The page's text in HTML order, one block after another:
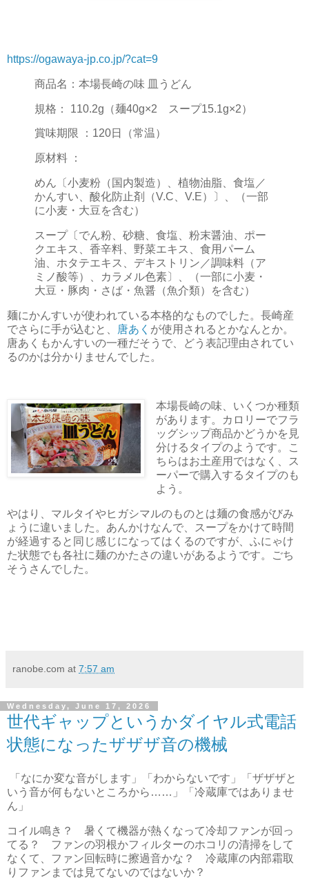
https://ogawaya-jp.co.jp/?cat=9
商品名：本場長崎の味 皿うどん
規格： 110.2g（麺40g×2 スープ15.1g×2）
賞味期限 ：120日（常温）
原材料 ：
めん〔小麦粉（国内製造）、植物油脂、食塩／
かんすい、酸化防止剤（V.C、V.E）〕、（一部
に小麦・大豆を含む）
スープ〔でん粉、砂糖、食塩、粉末醤油、ポー
クエキス、香辛料、野菜エキス、食用パーム
油、ホタテエキス、デキストリン／調味料（ア
ミノ酸等）、カラメル色素〕、（一部に小麦・
大豆・豚肉・さば・魚醤（魚介類）を含む）
麺にかんすいが使われている本格的なものでした。長崎産
でさらに手が込むと、
唐あく が使用されるとかなんとか。
唐あくもかんすいの一種だそうで、どう表記理由されてい
るのかは分かりませんでした。
本場長崎の味、いくつか種類
があります。カロリーでフラ
ッグシップ商品かどうかを見
分けるタイプのようです。こ
ちらはお土産用ではなく、ス
ーパーで購入するタイプのも
よう。
やはり、マルタイやヒガシマルのものとは麺の食感がびみ
ょうに違いました。あんかけなんで、スープをかけて時間
が経過すると同じ感じになってはくるのですが、ふにゃけ
た状態でも各社に麺のかたさの違いがあるようです。ごち
そうさんでした。
ranobe.com at 7:57 am
Wednesday, June 17, 2026
世代ギャップというかダイヤル式電話
状態になったザザザ音の機械
「なにか変な音がします」「わからないです」「ザザザと
いう音が何もないところから……」「冷蔵庫ではありませ
ん」
コイル鳴き？ 暑くて機器が熱くなって冷却ファンが回っ
てる？ ファンの羽根かフィルターのホコリの清掃をして
なくて、ファン回転時に擦過音かな？ 冷蔵庫の内部霜取
りファンまでは見てないのではないか？